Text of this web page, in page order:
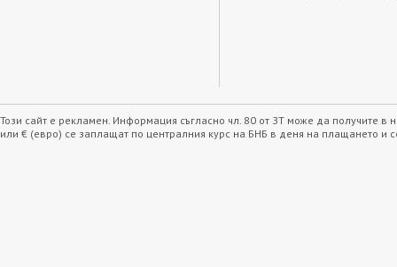
Този сайт е рекламен. Информация съгласно чл. 80 от ЗТ може да получите
или € (евро) се заплащат по централния курс на БНБ в деня на плащането и